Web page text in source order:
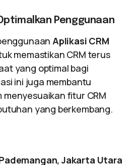
Penggunaan
Aplikasi CRM
memastikan CRM terus
yang optimal bagi
ini juga membantu
fitur CRM
yang berkembang.
Jakarta Utara